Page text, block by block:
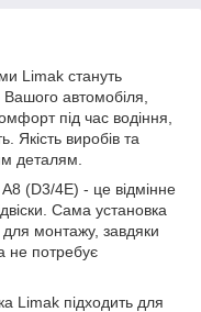
Limak стануть
автомобіля,
під час водіння,
Якість виробів та
деталям.
(D3/4E) - це відмінне
Сама установка
монтажу, завдяки
не потребує
Limak підходить для